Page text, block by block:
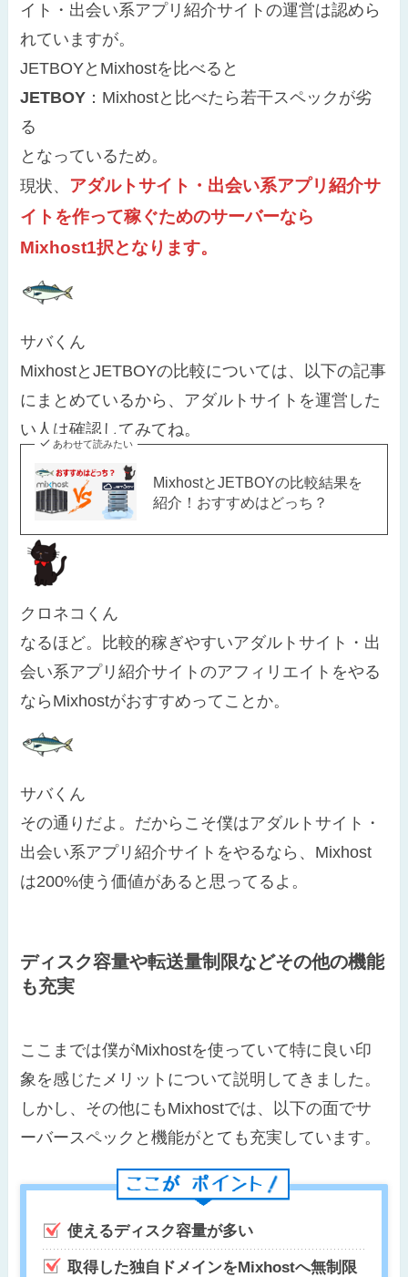
イト・出会い系アプリ紹介サイトの運営は認めら
れていますが。
JETBOYとMixhostを比べると
JETBOY ：Mixhostと比べたら若干スペックが劣
る
となっているため。
現状、 アダルトサイト・出会い系アプリ紹介サ
イトを作って稼ぐためのサーバーなら
Mixhost1択となります。
サバくん
MixhostとJETBOYの比較については、以下の記事
にまとめているから、アダルトサイトを運営した
い人は確認してみてね。
あわせて読みたい
MixhostとJETBOYの比較結果を
紹介！おすすめはどっち？
クロネコくん
なるほど。比較的稼ぎやすいアダルトサイト・出
会い系アプリ紹介サイトのアフィリエイトをやる
ならMixhostがおすすめってことか。
サバくん
その通りだよ。だからこそ僕はアダルトサイト・
出会い系アプリ紹介サイトをやるなら、Mixhost
は200%使う価値があると思ってるよ。
ディスク容量や転送量制限などその他の機能
も充実
ここまでは僕がMixhostを使っていて特に良い印
象を感じたメリットについて説明してきました。
しかし、その他にもMixhostでは、以下の面でサ
ーバースペックと機能がとても充実しています。
使えるディスク容量が多い
取得した独自ドメインをMixhostへ無制限